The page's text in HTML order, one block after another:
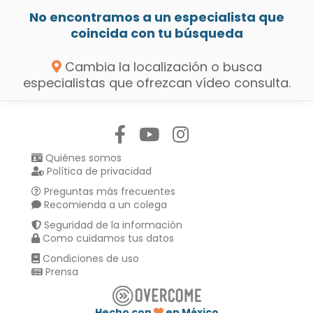
No encontramos a un especialista que
coincida con tu búsqueda
Cambia la localización o busca
especialistas que ofrezcan vídeo consulta.
Quiénes somos
Política de privacidad
Preguntas más frecuentes
Recomienda a un colega
Seguridad de la información
Como cuidamos tus datos
Condiciones de uso
Prensa